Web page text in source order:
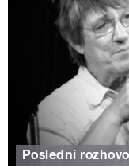
Poslední